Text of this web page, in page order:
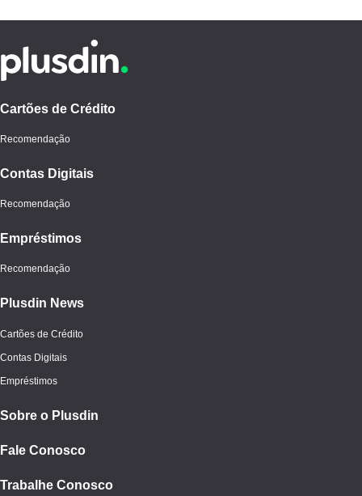
Cartões de Crédito
Recomendação
Contas Digitais
Recomendação
Empréstimos
Recomendação
Plusdin News
Cartões de Crédito
Contas Digitais
Empréstimos
Sobre o Plusdin
Fale Conosco
Trabalhe Conosco